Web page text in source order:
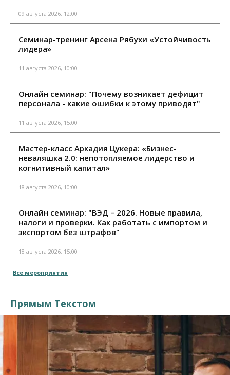
09 августа 2026, 12:00
Семинар-тренинг Арсена Рябухи «Устойчивость
лидера»
11 августа 2026, 10:00
Онлайн семинар: "Почему возникает дефицит
персонала - какие ошибки к этому приводят"
11 августа 2026, 15:00
Мастер-класс Аркадия Цукера: «Бизнес-
неваляшка 2.0: непотопляемое лидерство и
когнитивный капитал»
18 августа 2026, 10:00
Онлайн семинар: "ВЭД – 2026. Новые правила,
налоги и проверки. Как работать с импортом и
экспортом без штрафов"
18 августа 2026, 15:00
Все мероприятия
Прямым Текстом